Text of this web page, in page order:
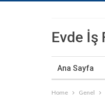
Evde İş
Ana Sayfa
Home Genel